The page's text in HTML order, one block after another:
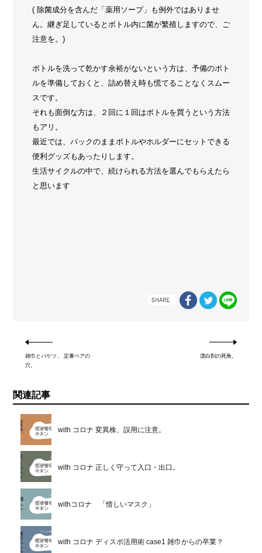
( 除菌成分を含んだ「薬用ソープ」も例外ではありませ
ん。継ぎ足しているとボトル内に菌が繁殖しますので、ご
注意を。)
ボトルを洗って乾かす余裕がないという方は、予備のボト
ルを準備しておくと、詰め替え時も慌てることなくスムー
スです。
それも面倒な方は、２回に１回はボトルを買うという方法
もアリ。
最近では、パックのままボトルやホルダーにセットできる
便利グッズもあったりします。
生活サイクルの中で、続けられる方法を選んでもらえたら
と思います
雑巾とバケツ、 定番ペアの
穴。
漂白剤の死角。
関連記事
with コロナ 変異株、誤用に注意。
with コロナ 正しく守って入口・出口。
withコロナ 「惜しいマスク」
with コロナ ディスポ活用術 case1 雑巾からの卒業？